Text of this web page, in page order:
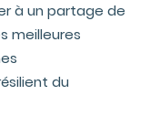
à un partage de
meilleures
du